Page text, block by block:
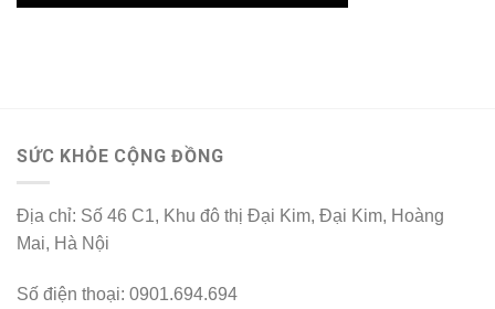
SỨC KHỎE CỘNG ĐỒNG
Địa chỉ: Số 46 C1, Khu đô thị Đại Kim, Đại Kim, Hoàng
Mai, Hà Nội
Số điện thoại: 0901.694.694